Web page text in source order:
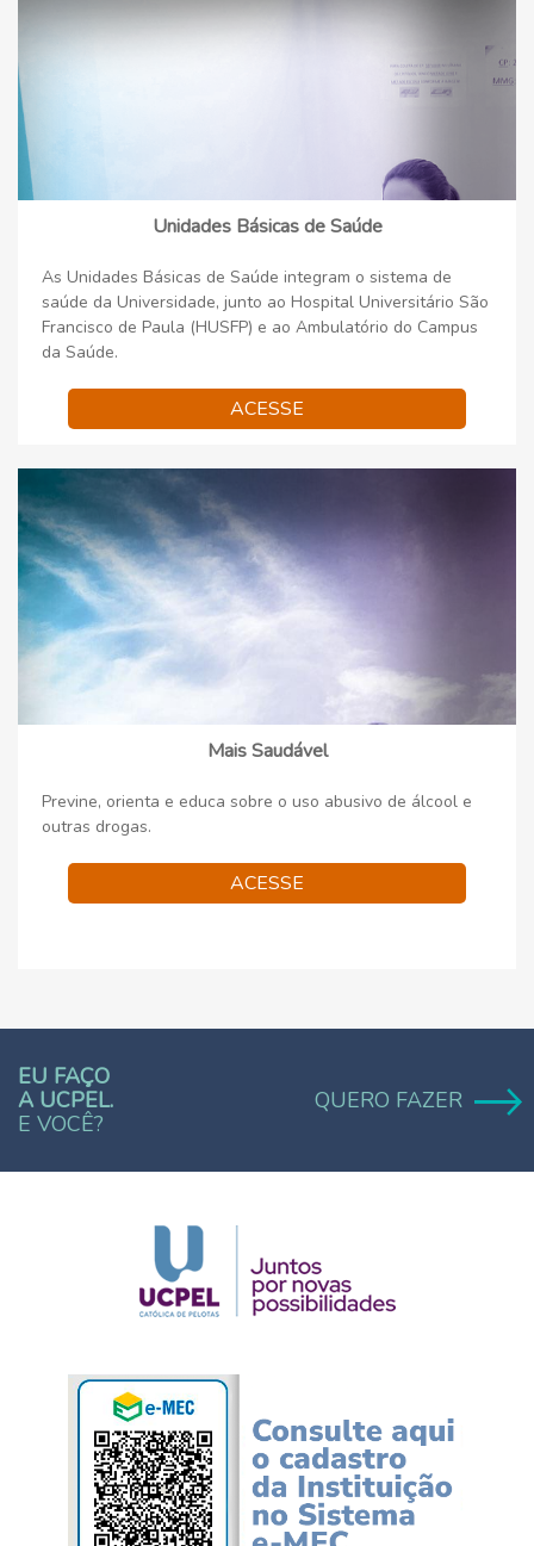
Unidades Básicas de Saúde
As Unidades Básicas de Saúde integram o sistema de
saúde da Universidade, junto ao Hospital Universitário São
Francisco de Paula (HUSFP) e ao Ambulatório do Campus
da Saúde.
ACESSE
Mais Saudável
Previne, orienta e educa sobre o uso abusivo de álcool e
outras drogas.
ACESSE
EU FAÇO
A UCPEL.
E VOCÊ?
QUERO FAZER